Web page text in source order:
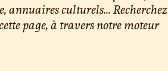
annuaires culturels... Recherchez
page, à travers notre moteur